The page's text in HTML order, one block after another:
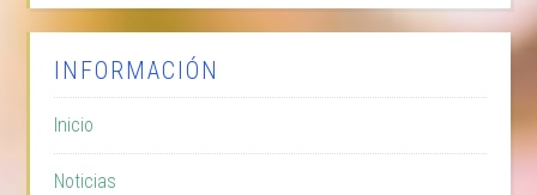
INFORMACIÓN
Inicio
Noticias